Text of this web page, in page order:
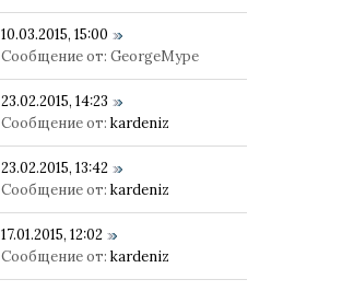
10.03.2015, 15:00
Сообщение от: GeorgeMype
23.02.2015, 14:23
Сообщение от: kardeniz
23.02.2015, 13:42
Сообщение от: kardeniz
17.01.2015, 12:02
Сообщение от: kardeniz